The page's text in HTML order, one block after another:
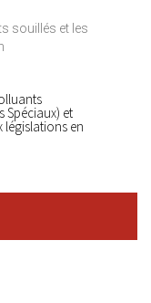
souillés et les
Spéciaux) et
législations en